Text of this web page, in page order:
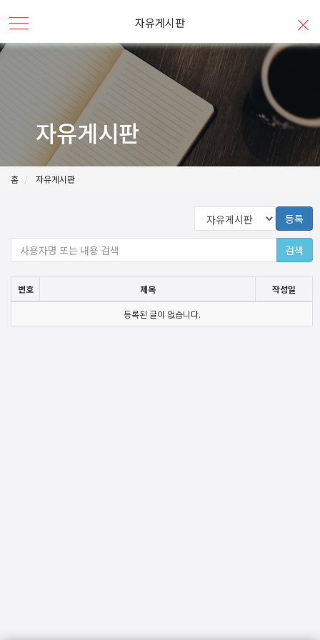
자유게시판
자유게시판
홈 자유게시판
등록
검색
번호 제목 작성일
등록된 글이 없습니다.